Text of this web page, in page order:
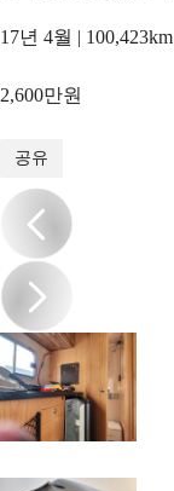
17년 4월 | 100,423km
2,600만원
공유
/10